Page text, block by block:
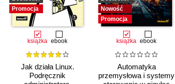
Promocja
książka ebook
Jak działa Linux.
Podręcznik
Nowość
Promocja
książka ebook
Automatyka
przemysłowa i systemy